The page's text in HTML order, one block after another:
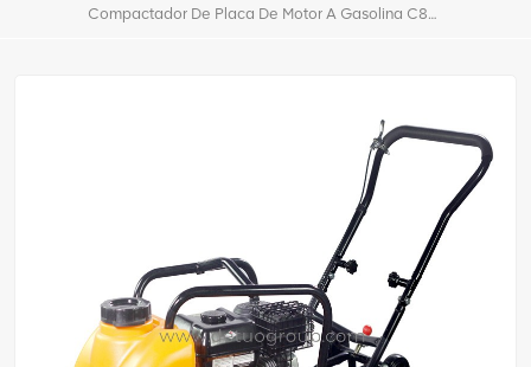
Compactador De Placa De Motor A Gasolina C80T Para Construção